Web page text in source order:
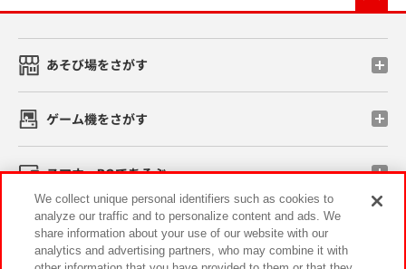
あそび場をさがす
ゲーム機をさがす
スマホ・PCであそぶ
イベント・キャンペーン
We collect unique personal identifiers such as cookies to
analyze our traffic and to personalize content and ads. We
share information about your use of our website with our
analytics and advertising partners, who may combine it with